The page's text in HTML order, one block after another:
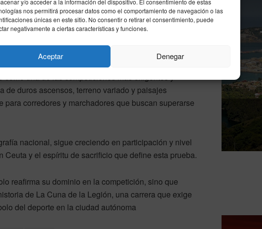
nos permitirá procesar datos como el comportamiento de navegación o las
únicas en este sitio. No consentir o retirar el consentimiento, puede
negativamente a ciertas características y funciones.
Aceptar Denegar
una de las competiciones más exigentes y
de duros ascensos, terreno variado y paisajes
corredores y marchadores que buscan superarse
nacional, sigue creciendo en participación y nivel
y el espíritu de sacrificio que define esta prueba.
reafirma su dominio en la competición, sino que
de La Cuna de la Legión, una carrera que exige
del deporte en la ciudad autónoma